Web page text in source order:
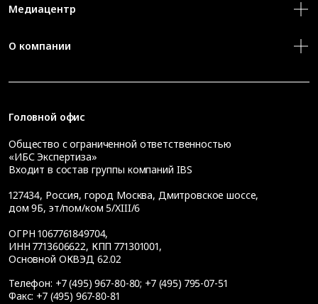
Медиацентр
О компании
Головной офис
Общество с ограниченной ответственностью
«ИБС Экспертиза»
Входит в состав группы компаний IBS
127434, Россия, город Москва, Дмитровское шоссе,
дом 9Б, эт/пом/ком 5/XIII/6
ОГРН 1067761849704,
ИНН 7713606622, КПП 771301001,
Основной ОКВЭД 62.02
Телефон: +7 (495) 967-80-80; +7 (495) 795-07-51
Факс: +7 (495) 967-80-81